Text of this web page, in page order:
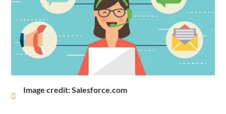
Image credit: Salesforce.com